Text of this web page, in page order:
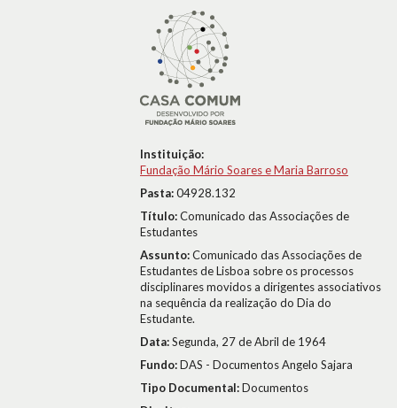
Instituição:
Fundação Mário Soares e Maria Barroso
Pasta:04928.132
Título:Comunicado das Associações de
Estudantes
Assunto:Comunicado das Associações de
Estudantes de Lisboa sobre os processos
disciplinares movidos a dirigentes associativos
na sequência da realização do Dia do
Estudante.
Data:Segunda, 27 de Abril de 1964
Fundo:DAS - Documentos Angelo Sajara
Tipo Documental:Documentos